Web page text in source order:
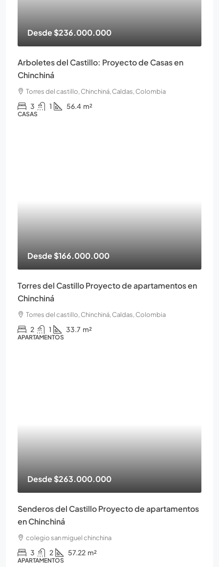
Desde$236.000.000
Arboletes del Castillo: Proyecto de Casas en
Chinchiná
Torres del castillo, Chinchiná, Caldas, Colombia
3 1 56.4 m²
CASAS
Desde$166.000.000
Torres del Castillo Proyecto de apartamentos en
Chinchiná
Torres del castillo, Chinchiná, Caldas, Colombia
2 1 33.7 m²
APARTAMENTOS
Desde$263.000.000
Senderos del Castillo Proyecto de apartamentos
en Chinchiná
colegio san miguel chinchina
3 2 57.22 m²
APARTAMENTOS